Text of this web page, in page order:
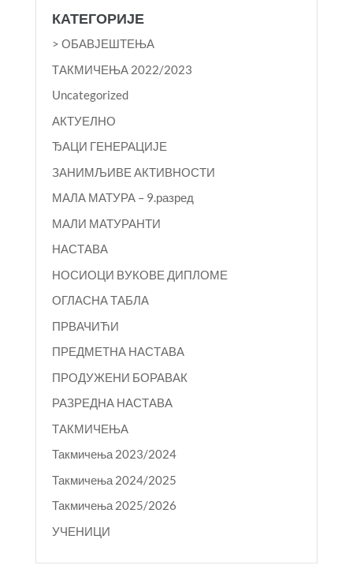
КАТЕГОРИЈЕ
> ОБАВЈЕШТЕЊА
TАКМИЧЕЊА 2022/2023
Uncategorized
АКТУЕЛНО
ЂАЦИ ГЕНЕРАЦИЈЕ
ЗАНИМЉИВЕ АКТИВНОСТИ
МАЛА МАТУРА – 9.разред
МАЛИ МАТУРАНТИ
НАСТАВА
НОСИОЦИ ВУКОВЕ ДИПЛОМЕ
ОГЛАСНА ТАБЛА
ПРВАЧИЋИ
ПРЕДМЕТНА НАСТАВА
ПРОДУЖЕНИ БОРАВАК
РАЗРЕДНА НАСТАВА
ТАКМИЧЕЊА
Такмичења 2023/2024
Такмичења 2024/2025
Такмичења 2025/2026
УЧЕНИЦИ